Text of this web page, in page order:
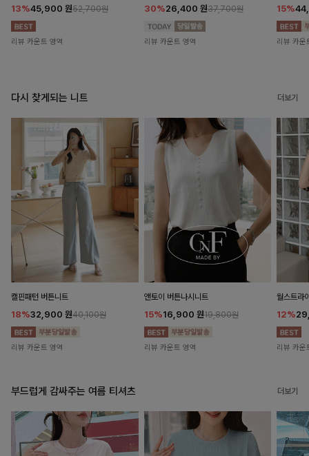
13%45,900 원52,700원
리뷰 카운트 영역
30%26,400 원37,700원
리뷰 카운트 영역
15%
리뷰 카운
다시 찾게되는 니트 더보기
캘핀패턴 버튼니트
18%32,900 원40,100원
리뷰 카운트 영역
앤토이 버튼나시니트
15%16,900 원19,800원
리뷰 카운트 영역
월스트라
12%
리뷰 카운
부드럽게 감싸주는 여름 티셔츠 더보기